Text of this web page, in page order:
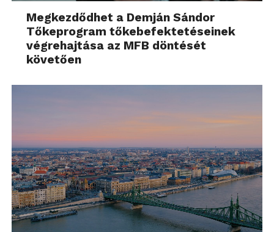
Megkezdődhet a Demján Sándor
Tőkeprogram tőkebefektetéseinek
végrehajtása az MFB döntését
követően